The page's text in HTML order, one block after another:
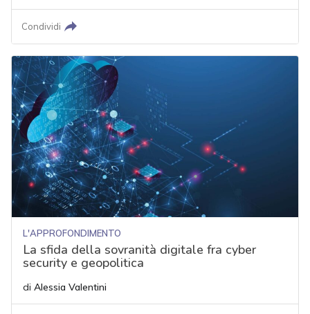
Condividi
L'APPROFONDIMENTO
La sfida della sovranità digitale fra cyber
security e geopolitica
di Alessia Valentini